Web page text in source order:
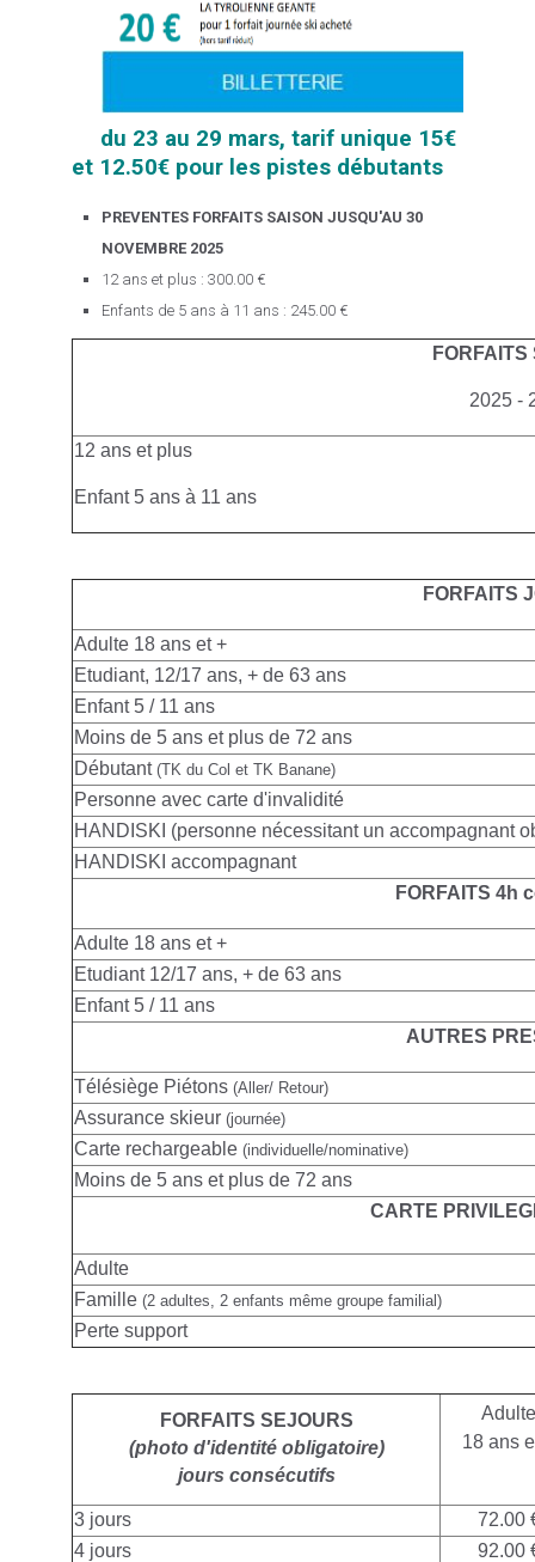
du 23 au 29 mars, tarif unique 15€
et 12.50€ pour les pistes débutants
PREVENTES FORFAITS SAISON JUSQU'AU 30
NOVEMBRE 2025
12 ans et plus : 300.00 €
Enfants de 5 ans à 11 ans : 245.00 €
FORFAITS
2025 -
12 ans et plus
Enfant 5 ans à 11 ans
FORFAITS
Adulte 18 ans et +
Etudiant, 12/17 ans, + de 63 ans
Enfant 5 / 11 ans
Moins de 5 ans et plus de 72 ans
Débutant (TK du Col et TK Banane)
Personne avec carte d'invalidité
HANDISKI (personne nécessitant un accompagnant
HANDISKI accompagnant
FORFAITS 4h
Adulte 18 ans et +
Etudiant 12/17 ans, + de 63 ans
Enfant 5 / 11 ans
AUTRES
Télésiège Piétons (Aller/ Retour)
Assurance skieur (journée)
Carte rechargeable (individuelle/nominative)
Moins de 5 ans et plus de 72 ans
CARTE
Adulte
Famille (2 adultes, 2 enfants même groupe familial)
Perte support
FORFAITS SEJOURS
(photo d'identité obligatoire)
jours consécutifs
Adulte
18 ans
3 jours
72.00
4 jours
92.00